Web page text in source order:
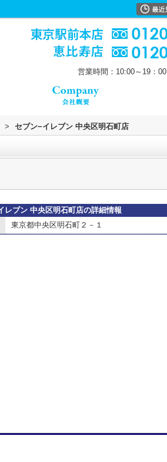
営業時間：10:00～19：00
> セブン−イレブン 中央区明石町店
レブン 中央区明石町店の詳細情報
東京都中央区明石町２－１